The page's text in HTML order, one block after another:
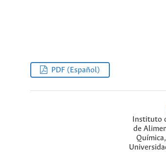
PDF (Español)
Instituto
de